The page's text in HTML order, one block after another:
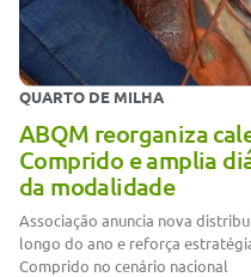
QUARTO DE MILHA
ABQM reorganiza
Comprido e amplia
da modalidade
Associação anuncia nova
longo do ano e reforça
Comprido no cenário nacional